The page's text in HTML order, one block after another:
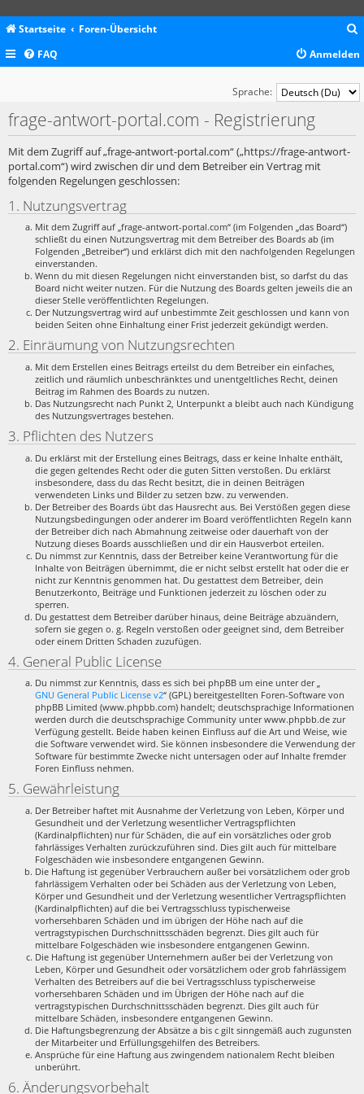
Startseite Foren-Übersicht
c
FAQ Anmelden
Sprache:
frage-antwort-portal.com - Registrierung
Mit dem Zugriff auf „frage-antwort-portal.com“ („https://frage-antwort-
portal.com“) wird zwischen dir und dem Betreiber ein Vertrag mit
folgenden Regelungen geschlossen:
1. Nutzungsvertrag
Mit dem Zugriff auf „frage-antwort-portal.com“ (im Folgenden „das Board“)
schließt du einen Nutzungsvertrag mit dem Betreiber des Boards ab (im
Folgenden „Betreiber“) und erklärst dich mit den nachfolgenden Regelungen
einverstanden.
Wenn du mit diesen Regelungen nicht einverstanden bist, so darfst du das
Board nicht weiter nutzen. Für die Nutzung des Boards gelten jeweils die an
dieser Stelle veröffentlichten Regelungen.
Der Nutzungsvertrag wird auf unbestimmte Zeit geschlossen und kann von
beiden Seiten ohne Einhaltung einer Frist jederzeit gekündigt werden.
2. Einräumung von Nutzungsrechten
Mit dem Erstellen eines Beitrags erteilst du dem Betreiber ein einfaches,
zeitlich und räumlich unbeschränktes und unentgeltliches Recht, deinen
Beitrag im Rahmen des Boards zu nutzen.
Das Nutzungsrecht nach Punkt 2, Unterpunkt a bleibt auch nach Kündigung
des Nutzungsvertrages bestehen.
3. Pflichten des Nutzers
Du erklärst mit der Erstellung eines Beitrags, dass er keine Inhalte enthält,
die gegen geltendes Recht oder die guten Sitten verstoßen. Du erklärst
insbesondere, dass du das Recht besitzt, die in deinen Beiträgen
verwendeten Links und Bilder zu setzen bzw. zu verwenden.
Der Betreiber des Boards übt das Hausrecht aus. Bei Verstößen gegen diese
Nutzungsbedingungen oder anderer im Board veröffentlichten Regeln kann
der Betreiber dich nach Abmahnung zeitweise oder dauerhaft von der
Nutzung dieses Boards ausschließen und dir ein Hausverbot erteilen.
Du nimmst zur Kenntnis, dass der Betreiber keine Verantwortung für die
Inhalte von Beiträgen übernimmt, die er nicht selbst erstellt hat oder die er
nicht zur Kenntnis genommen hat. Du gestattest dem Betreiber, dein
Benutzerkonto, Beiträge und Funktionen jederzeit zu löschen oder zu
sperren.
Du gestattest dem Betreiber darüber hinaus, deine Beiträge abzuändern,
sofern sie gegen o. g. Regeln verstoßen oder geeignet sind, dem Betreiber
oder einem Dritten Schaden zuzufügen.
4. General Public License
Du nimmst zur Kenntnis, dass es sich bei phpBB um eine unter der „
GNU General Public License v2“ (GPL) bereitgestellten Foren-Software von
phpBB Limited (www.phpbb.com) handelt; deutschsprachige Informationen
werden durch die deutschsprachige Community unter www.phpbb.de zur
Verfügung gestellt. Beide haben keinen Einfluss auf die Art und Weise, wie
die Software verwendet wird. Sie können insbesondere die Verwendung der
Software für bestimmte Zwecke nicht untersagen oder auf Inhalte fremder
Foren Einfluss nehmen.
5. Gewährleistung
Der Betreiber haftet mit Ausnahme der Verletzung von Leben, Körper und
Gesundheit und der Verletzung wesentlicher Vertragspflichten
(Kardinalpflichten) nur für Schäden, die auf ein vorsätzliches oder grob
fahrlässiges Verhalten zurückzuführen sind. Dies gilt auch für mittelbare
Folgeschäden wie insbesondere entgangenen Gewinn.
Die Haftung ist gegenüber Verbrauchern außer bei vorsätzlichem oder grob
fahrlässigem Verhalten oder bei Schäden aus der Verletzung von Leben,
Körper und Gesundheit und der Verletzung wesentlicher Vertragspflichten
(Kardinalpflichten) auf die bei Vertragsschluss typischerweise
vorhersehbaren Schäden und im übrigen der Höhe nach auf die
vertragstypischen Durchschnittsschäden begrenzt. Dies gilt auch für
mittelbare Folgeschäden wie insbesondere entgangenen Gewinn.
Die Haftung ist gegenüber Unternehmern außer bei der Verletzung von
Leben, Körper und Gesundheit oder vorsätzlichem oder grob fahrlässigem
Verhalten des Betreibers auf die bei Vertragsschluss typischerweise
vorhersehbaren Schäden und im Übrigen der Höhe nach auf die
vertragstypischen Durchschnittsschäden begrenzt. Dies gilt auch für
mittelbare Schäden, insbesondere entgangenen Gewinn.
Die Haftungsbegrenzung der Absätze a bis c gilt sinngemäß auch zugunsten
der Mitarbeiter und Erfüllungsgehilfen des Betreibers.
Ansprüche für eine Haftung aus zwingendem nationalem Recht bleiben
unberührt.
6. Änderungsvorbehalt